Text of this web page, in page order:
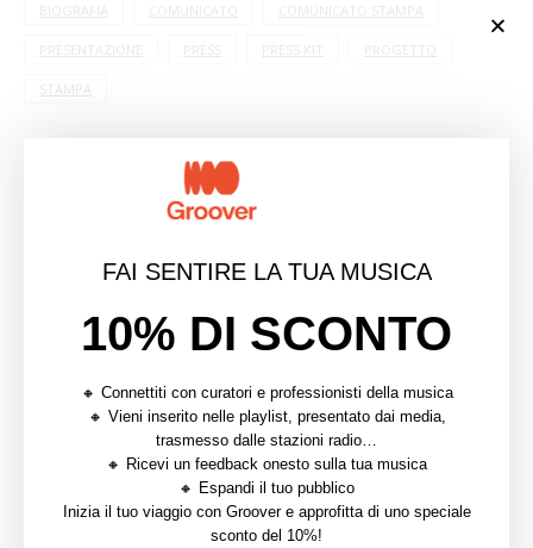
BIOGRAFIA COMUNICATO COMUNICATO STAMPA
PRESENTAZIONE PRESS KIT PROGETTO
STAMPA
0 commentaires
GIORGIO SCHIPANI
article précédent
OTTENERE VISIBILITÀ: COSA FARE E COSA EVITARE
QUANDO VUOI PROMUOVERE LA TUA MUSICA
article suivant
FAI SENTIRE LA TUA MUSICA
10% DI SCONTO
🔸 Connettiti con curatori e professionisti della musica
🔸 Vieni inserito nelle playlist, presentato dai media,
trasmesso dalle stazioni radio…
🔸 Ricevi un feedback onesto sulla tua musica
🔸 Espandi il tuo pubblico
Inizia il tuo viaggio con Groover e approfitta di uno speciale
sconto del 10%!